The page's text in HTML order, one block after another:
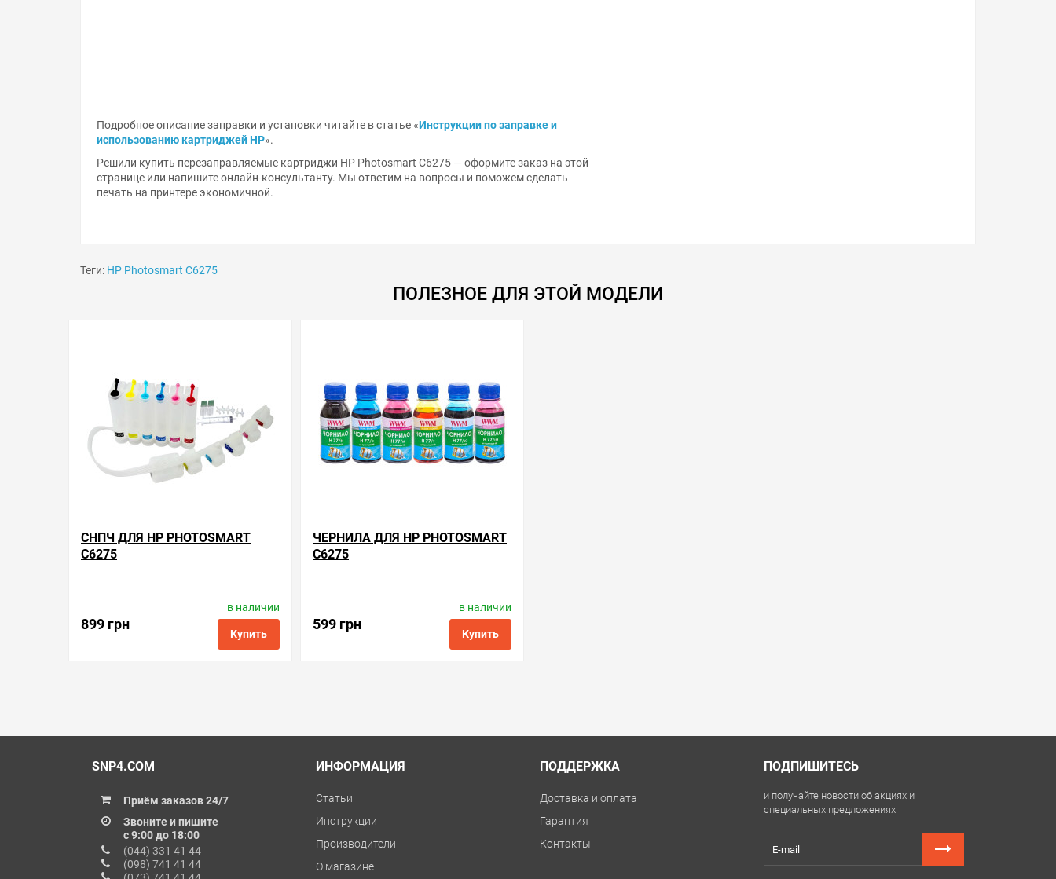
Подробное описание заправки и установки читайте в статье « Инструкции по заправке и
использованию картриджей HP
Решили купить перезаправляемые картриджи HP Photosmart C6275 — оформите заказ на этой
странице или напишите онлайн-консультанту. Мы ответим на вопросы и поможем сделать
печать на принтере экономичной.
Теги: HP Photosmart C6275
ПОЛЕЗНОЕ ДЛЯ ЭТОЙ МОДЕЛИ
СНПЧ ДЛЯ HP PHOTOSMART
C6275
899 грн
в наличии
Купить
Inksystem
sh.177
ЧЕРНИЛА ДЛЯ HP PHOTOSMART
C6275
599 грн
в наличии
Купить
WWM
ink.h.177.6
SNP4.COM
Приём заказов 24/7
Звоните и пишите
с 9:00 до 18:00
(044) 331 41 44
(098) 741 41 44
(073) 741 41 44
ИНФОРМАЦИЯ
Статьи
Инструкции
Производители
О магазине
ПОДДЕРЖКА
Доставка и оплата
Гарантия
Контакты
ПОДПИШИТЕСЬ
и получайте новости об акциях и
специальных предложениях